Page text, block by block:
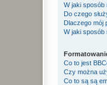
W jaki sposób
Do czego
Dlaczego mój
W jaki sposób
Co to jest
Czy można
Co to są są